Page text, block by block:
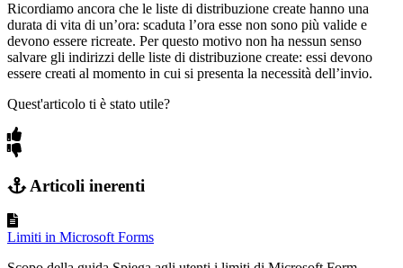
Ricordiamo ancora che le liste di distribuzione create hanno una
durata di vita di un’ora: scaduta l’ora esse non sono più valide e
devono essere ricreate. Per questo motivo non ha nessun senso
salvare gli indirizzi delle liste di distribuzione create: essi devono
essere creati al momento in cui si presenta la necessità dell’invio.
Quest'articolo ti è stato utile?
Articoli inerenti
Limiti in Microsoft Forms